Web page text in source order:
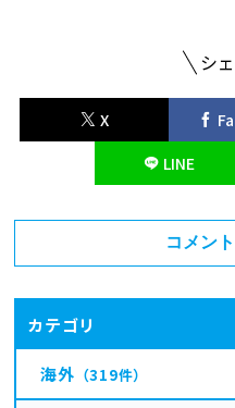
シ
X
LINE
コメン
カテゴリ
海外 （319件）